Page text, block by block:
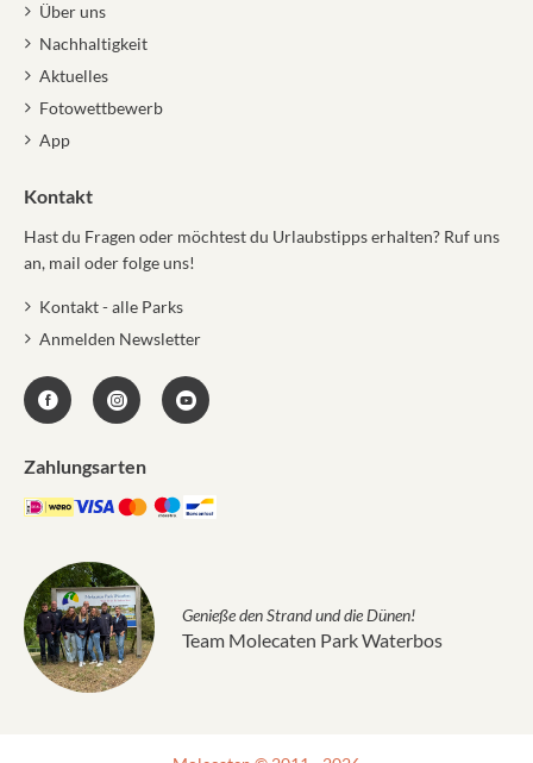
Über uns
Nachhaltigkeit
Aktuelles
Fotowettbewerb
App
Kontakt
Hast du Fragen oder möchtest du Urlaubstipps erhalten? Ruf uns
an, mail oder folge uns!
Kontakt - alle Parks
Anmelden Newsletter
Zahlungsarten
Genieße den Strand und die Dünen!
Team Molecaten Park Waterbos